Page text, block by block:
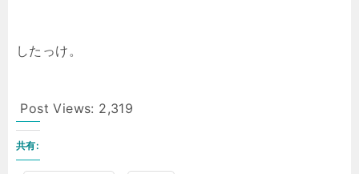
したっけ。
Post Views: 2,319
共有: